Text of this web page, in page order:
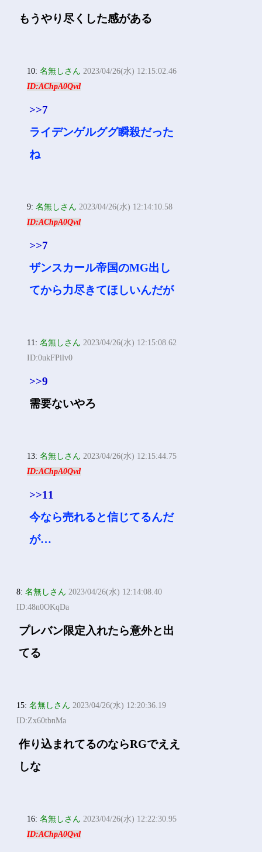
もうやり尽くした感がある
10:名無しさん 2023/04/26(水) 12:15:02.46
ID:AChpA0Qvd
>>7
ライデンゲルググ瞬殺だった
ね
9:名無しさん 2023/04/26(水) 12:14:10.58
ID:AChpA0Qvd
>>7
ザンスカール帝国のMG出し
てから力尽きてほしいんだが
11:名無しさん 2023/04/26(水) 12:15:08.62
ID:0ukFPilv0
>>9
需要ないやろ
13:名無しさん 2023/04/26(水) 12:15:44.75
ID:AChpA0Qvd
>>11
今なら売れると信じてるんだ
が…
8:名無しさん 2023/04/26(水) 12:14:08.40
ID:48n0OKqDa
プレバン限定入れたら意外と出
てる
15:名無しさん 2023/04/26(水) 12:20:36.19
ID:Zx60tbnMa
作り込まれてるのならRGでええ
しな
16:名無しさん 2023/04/26(水) 12:22:30.95
ID:AChpA0Qvd